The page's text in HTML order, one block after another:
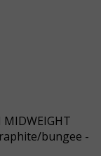
MIDWEIGHT
bungee -